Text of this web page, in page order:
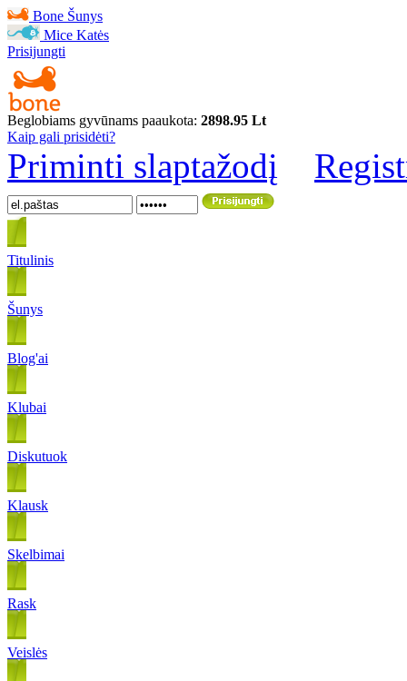
Bone Šunys
Mice Katės
Prisijungti
Beglobiams gyvūnams paaukota: 2898.95 Lt
Kaip gali prisidėti?
Priminti slaptažodį
Titulinis
Šunys
Blog'ai
Klubai
Diskutuok
Klausk
Skelbimai
Rask
Veislės